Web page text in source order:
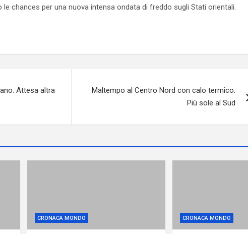
chances per una nuova intensa ondata di freddo sugli Stati orientali.
Attesa altra
Maltempo al Centro Nord con calo termico.
Più sole al Sud
CRONACA MONDO CRONACA MONDO